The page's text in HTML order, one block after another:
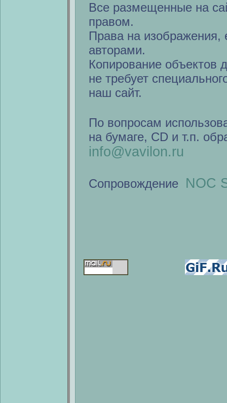
Все размещенные на
правом.
Права на изображения,
авторами.
Копирование объектов
не требует
наш сайт.
По вопросам
на бумаге, CD и т.п.
info@vavilon.ru
Сопровождение NOC